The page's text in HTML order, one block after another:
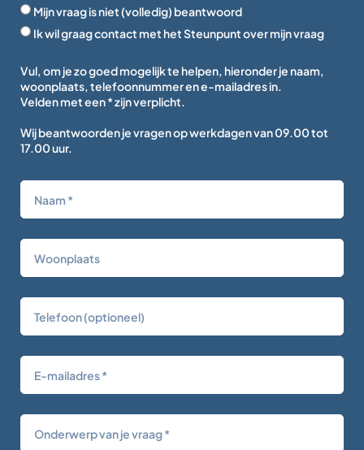
Mijn vraag is niet (volledig) beantwoord
Ik wil graag contact met het Steunpunt over mijn vraag
Vul, om je zo goed mogelijk te helpen, hieronder je naam,
woonplaats, telefoonnummer en e-mailadres in.
Velden met een * zijn verplicht.
Wij beantwoorden je vragen op werkdagen van 09.00 tot
17.00 uur.